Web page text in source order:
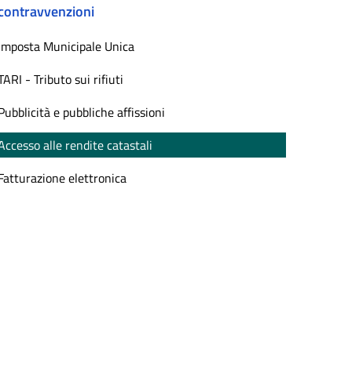
Municipale Unica
- Tributo sui rifiuti
e pubbliche affissioni
alle rendite catastali
elettronica